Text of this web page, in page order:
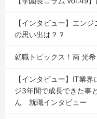
【インタビュー】エン
の思い出は？？
就職トピックス！南 光
【インタビュー】IT業
ジ3年間で成長できた事
ん 就職インタビュー